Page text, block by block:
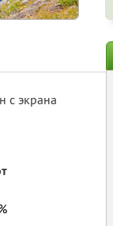
с экрана